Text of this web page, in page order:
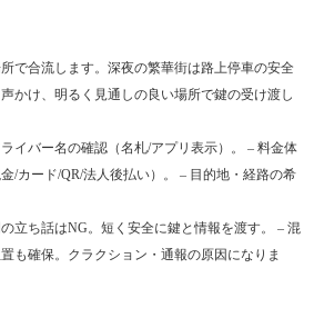
で合流します。深夜の繁華街は路上停車の安全
かけ、明るく見通しの良い場所で鍵の受け渡し
イバー名の確認（名札/アプリ表示）。 – 料金体
/カード/QR/法人後払い）。 – 目的地・経路の希
立ち話はNG。短く安全に鍵と情報を渡す。 – 混
も確保。クラクション・通報の原因になりま